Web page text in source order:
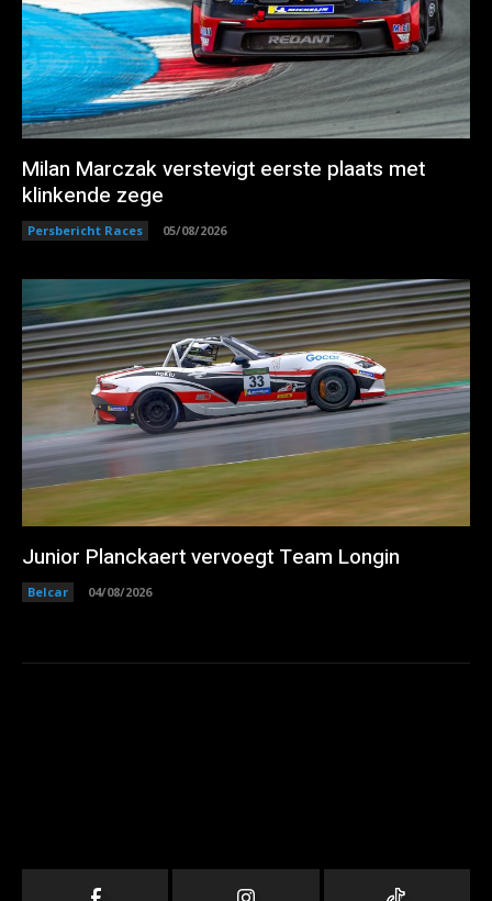
Milan Marczak verstevigt eerste plaats met
klinkende zege
Persbericht Races 05/08/2026
Junior Planckaert vervoegt Team Longin
Belcar 04/08/2026